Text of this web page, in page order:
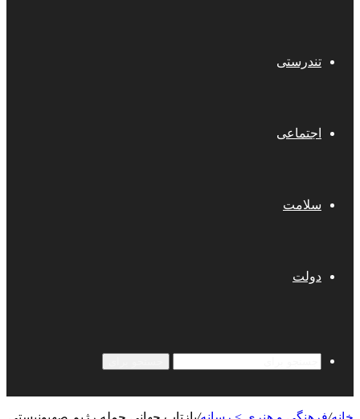
تندرستی
اجتماعی
سلامت
دولت